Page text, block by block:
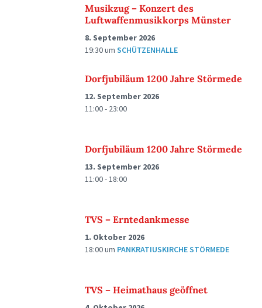
Musikzug – Konzert des
Luftwaffenmusikkorps Münster
8. September 2026
19:30um SCHÜTZENHALLE
Dorfjubiläum 1200 Jahre Störmede
12. September 2026
11:00 - 23:00
Dorfjubiläum 1200 Jahre Störmede
13. September 2026
11:00 - 18:00
TVS – Erntedankmesse
1. Oktober 2026
18:00um PANKRATIUSKIRCHE STÖRMEDE
TVS – Heimathaus geöffnet